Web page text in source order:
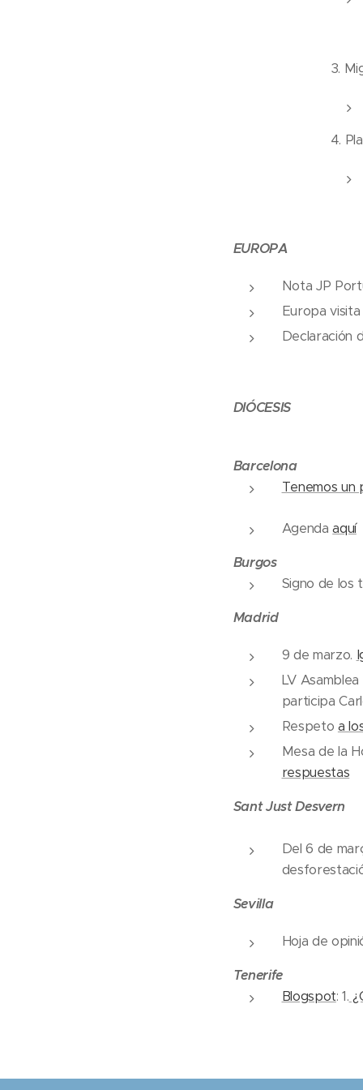
3.
4.
EUROPA
Nota JP
Europa
Declaración
DIÓCESIS
Barcelona
Tenemos un
Agendaaquí
Burgos
Signo de los
Madrid
9 de marzo.
LV
participa
Respeto a
Mesa de la
respuestas
Sant JustDesvern
Del 6 de
Sevilla
Hoja de
Tenerife
Blogspot: 1.